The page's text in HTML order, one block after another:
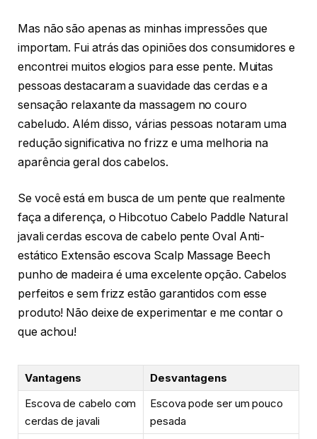
Mas não são apenas as minhas impressões que
importam. Fui atrás das opiniões dos consumidores e
encontrei muitos elogios para esse pente. Muitas
pessoas destacaram a suavidade das cerdas e a
sensação relaxante da massagem no couro
cabeludo. Além disso, várias pessoas notaram uma
redução significativa no frizz e uma melhoria na
aparência geral dos cabelos.
Se você está em busca de um pente que realmente
faça a diferença, o Hibcotuo Cabelo Paddle Natural
javali cerdas escova de cabelo pente Oval Anti-
estático Extensão escova Scalp Massage Beech
punho de madeira é uma excelente opção. Cabelos
perfeitos e sem frizz estão garantidos com esse
produto! Não deixe de experimentar e me contar o
que achou!
Vantagens
Desvantagens
Escova de cabelo com
cerdas de javali
Escova pode ser um pouco
pesada